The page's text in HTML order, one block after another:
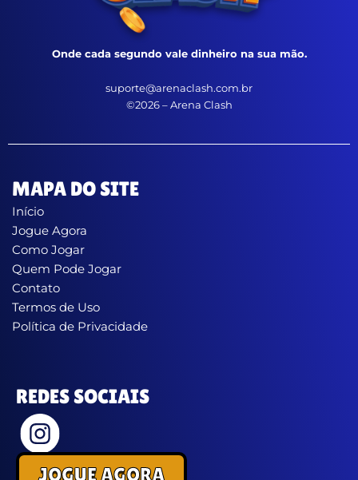
Onde cada segundo vale dinheiro na sua mão.
suporte@arenaclash.com.br
©2026 – Arena Clash
MAPA DO SITE
Início
Jogue Agora
Como Jogar
Quem Pode Jogar
Contato
Termos de Uso
Política de Privacidade
REDES SOCIAIS
JOGUE AGORA